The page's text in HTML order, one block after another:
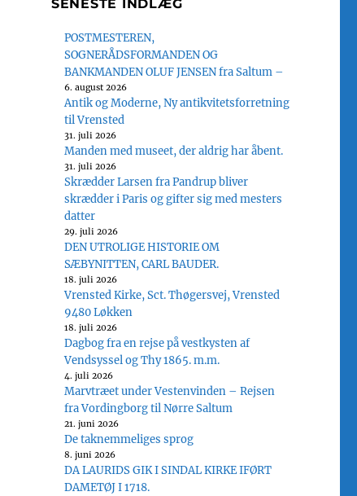
SENESTE INDLÆG
POSTMESTEREN,
SOGNERÅDSFORMANDEN OG
BANKMANDEN OLUF JENSEN fra Saltum –
6. august 2026
Antik og Moderne, Ny antikvitetsforretning
til Vrensted
31. juli 2026
Manden med museet, der aldrig har åbent.
31. juli 2026
Skrædder Larsen fra Pandrup bliver
skrædder i Paris og gifter sig med mesters
datter
29. juli 2026
DEN UTROLIGE HISTORIE OM
SÆBYNITTEN, CARL BAUDER.
18. juli 2026
Vrensted Kirke, Sct. Thøgersvej, Vrensted
9480 Løkken
18. juli 2026
Dagbog fra en rejse på vestkysten af
Vendsyssel og Thy 1865. m.m.
4. juli 2026
Marvtræet under Vestenvinden – Rejsen
fra Vordingborg til Nørre Saltum
21. juni 2026
De taknemmeliges sprog
8. juni 2026
DA LAURIDS GIK I SINDAL KIRKE IFØRT
DAMETØJ I 1718.